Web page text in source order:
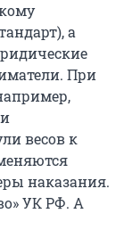
а
При
весов к
наказания.
УК РФ. А